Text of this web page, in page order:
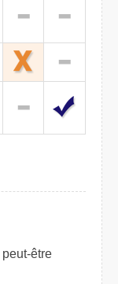
peut-être